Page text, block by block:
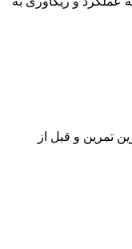
تمرین و قبل از